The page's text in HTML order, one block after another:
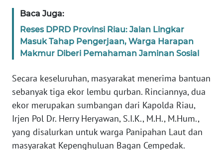
Baca Juga:
Reses DPRD Provinsi Riau: Jalan Lingkar
Masuk Tahap Pengerjaan, Warga Harapan
Makmur Diberi Pemahaman Jaminan Sosial
Secara keseluruhan, masyarakat menerima bantuan
sebanyak tiga ekor lembu qurban. Rinciannya, dua
ekor merupakan sumbangan dari Kapolda Riau,
Irjen Pol Dr. Herry Heryawan, S.I.K., M.H., M.Hum.,
yang disalurkan untuk warga Panipahan Laut dan
masyarakat Kepenghuluan Bagan Cempedak.
BANTEN
WN
NTT
WN
KEPRI
WN